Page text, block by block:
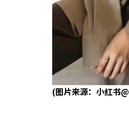
(图片来源：小红书@